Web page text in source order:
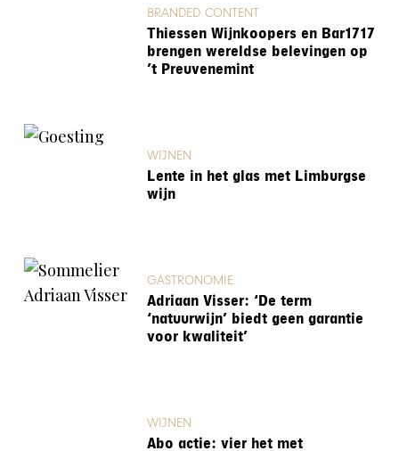
BRANDED CONTENT
Thiessen Wijnkoopers en Bar1717
brengen wereldse belevingen op
’t Preuvenemint
WIJNEN
Lente in het glas met Limburgse
wijn
GASTRONOMIE
Adriaan Visser: ‘De term
‘natuurwijn’ biedt geen garantie
voor kwaliteit’
WIJNEN
Abo actie: vier het met